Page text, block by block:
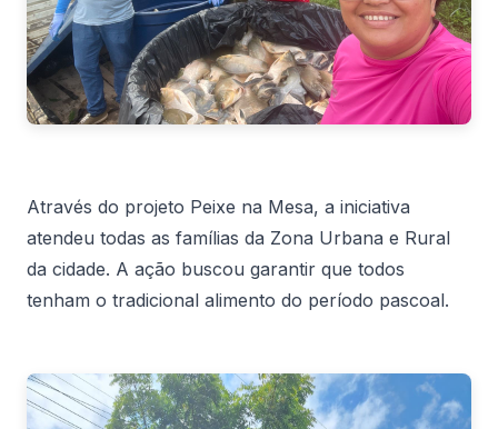
Através do projeto Peixe na Mesa, a iniciativa
atendeu todas as famílias da Zona Urbana e Rural
da cidade. A ação buscou garantir que todos
tenham o tradicional alimento do período pascoal.